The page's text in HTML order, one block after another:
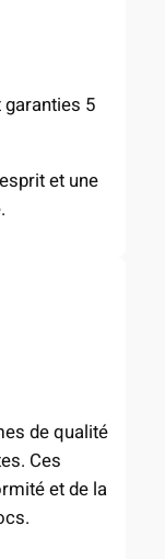
5
et une
de qualité
Ces
et de la